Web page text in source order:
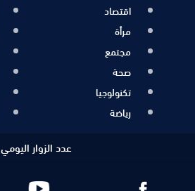
اقتصاد
مرأة
مجتمع
صحة
تكنولوجيا
رياضة
عدد الزوار اليومي